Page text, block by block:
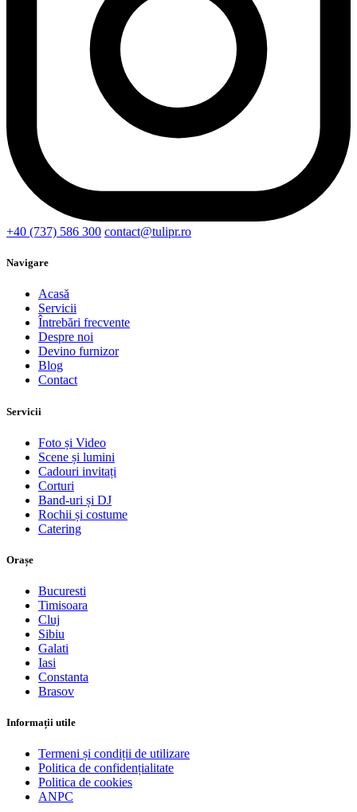
+40 (737) 586 300 contact@tulipr.ro
Navigare
Acasă
Servicii
Întrebări frecvente
Despre noi
Devino furnizor
Blog
Contact
Servicii
Foto și Video
Scene și lumini
Cadouri invitați
Corturi
Band-uri și DJ
Rochii și costume
Catering
Orașe
Bucuresti
Timisoara
Cluj
Sibiu
Galati
Iasi
Constanta
Brasov
Informații utile
Termeni și condiții de utilizare
Politica de confidențialitate
Politica de cookies
ANPC